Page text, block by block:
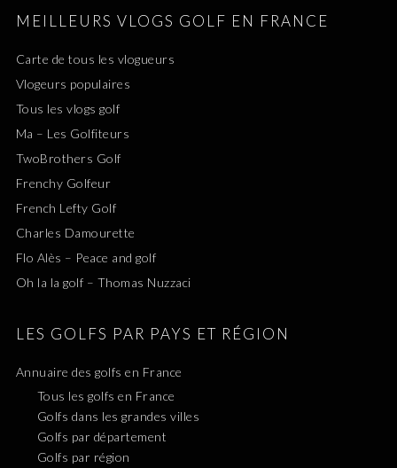
MEILLEURS VLOGS GOLF EN FRANCE
Carte de tous les vlogueurs
Vlogeurs populaires
Tous les vlogs golf
Ma – Les Golfiteurs
TwoBrothers Golf
Frenchy Golfeur
French Lefty Golf
Charles Damourette
Flo Alès – Peace and golf
Oh la la golf – Thomas Nuzzaci
LES GOLFS PAR PAYS ET RÉGION
Annuaire des golfs en France
Tous les golfs en France
Golfs dans les grandes villes
Golfs par département
Golfs par région